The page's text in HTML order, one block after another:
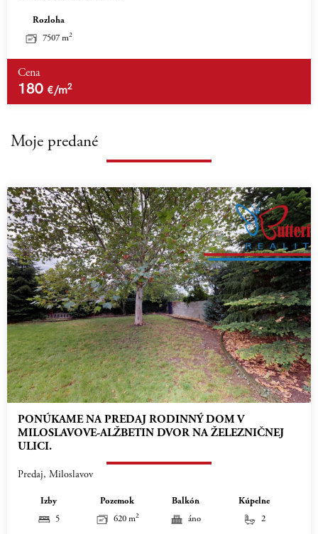
Rozloha
7507 m2
Cena
180 €/m2
Moje predané
PONÚKAME NA PREDAJ RODINNÝ DOM V
MILOSLAVOVE-ALŽBETIN DVOR NA ŽELEZNIČNEJ
ULICI.
Predaj, Miloslavov
Izby
5
Pozemok
620 m2
Balkón
áno
Kúpelne
2